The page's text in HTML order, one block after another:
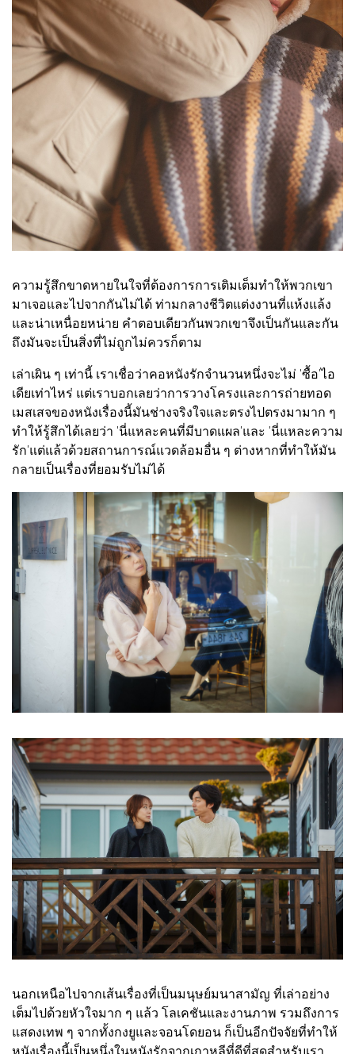
ความรู้สึกขาดหายในใจที่ต้องการการเติมเต็มทำให้พวกเขา
มาเจอและไปจากกันไม่ได้ ท่ามกลางชีวิตแต่งงานที่แห้งแล้ง
และน่าเหนื่อยหน่าย คำตอบเดียวกันพวกเขาจึงเป็นกันและกัน
ถึงมันจะเป็นสิ่งที่ไม่ถูกไม่ควรก็ตาม
เล่าเผิน ๆ เท่านี้ เราเชื่อว่าคอหนังรักจำนวนหนึ่งจะไม่ 'ซื้อ'ไอ
เดียเท่าไหร่ แต่เราบอกเลยว่าการวางโครงและการถ่ายทอด
เมสเสจของหนังเรื่องนี้มันช่างจริงใจและตรงไปตรงมามาก ๆ
ทำให้รู้สึกได้เลยว่า 'นี่แหละคนที่มีบาดแผล'และ 'นี่แหละความ
รัก'แต่แล้วด้วยสถานการณ์แวดล้อมอื่น ๆ ต่างหากที่ทำให้มัน
กลายเป็นเรื่องที่ยอมรับไม่ได้
นอกเหนือไปจากเส้นเรื่องที่เป็นมนุษย์มนาสามัญ ที่เล่าอย่าง
เต็มไปด้วยหัวใจมาก ๆ แล้ว โลเคชันและงานภาพ รวมถึงการ
แสดงเทพ ๆ จากทั้งกงยูและจอนโดยอน ก็เป็นอีกปัจจัยที่ทำให้